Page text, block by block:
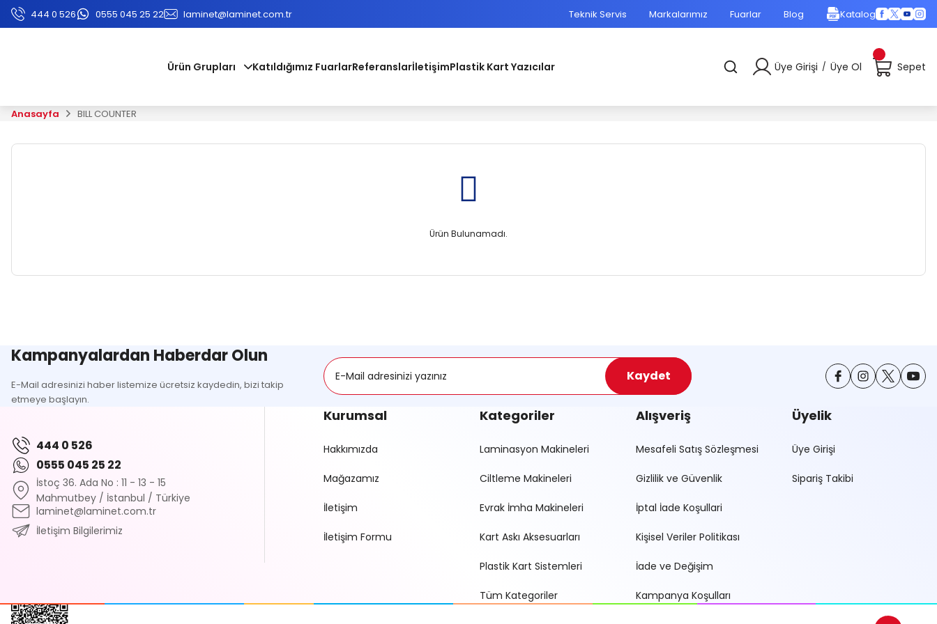
444 0 526 0555 045 25 22 laminet@laminet.com.tr Teknik Servis Markalarımız Fuarlar Blog Katalog
Ürün Grupları Katıldığımız FuarlarReferanslarİletişimPlastik Kart Yazıcılar Üye Girişi / Üye Ol Sepet
Anasayfa BILL COUNTER
Ürün Bulunamadı.
Kampanyalardan Haberdar Olun
E-Mail adresinizi haber listemize ücretsiz kaydedin, bizi takip
etmeye başlayın.
Kaydet
444 0 526
0555 045 25 22
İstoç 36. Ada No : 11 - 13 - 15
Mahmutbey / İstanbul / Türkiye
laminet@laminet.com.tr
İletişim Bilgilerimiz
Kurumsal
Hakkımızda
Mağazamız
İletişim
İletişim Formu
Kategoriler
Laminasyon Makineleri
Ciltleme Makineleri
Evrak İmha Makineleri
Kart Askı Aksesuarları
Plastik Kart Sistemleri
Tüm Kategoriler
Alışveriş
Mesafeli Satış Sözleşmesi
Gizlilik ve Güvenlik
İptal İade Koşullari
Kişisel Veriler Politikası
İade ve Değişim
Kampanya Koşulları
Üyelik
Üye Girişi
Sipariş Takibi